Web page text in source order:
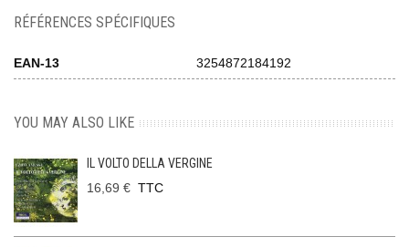
RÉFÉRENCES SPÉCIFIQUES
EAN-13 3254872184192
YOU MAY ALSO LIKE
IL VOLTO DELLA VERGINE
16,69 € TTC